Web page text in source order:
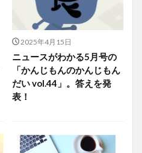
2025年4月15日
ニュースがわかる5月号の
「かんじもんのかんじもん
だい vol.44」。答えを発
表！